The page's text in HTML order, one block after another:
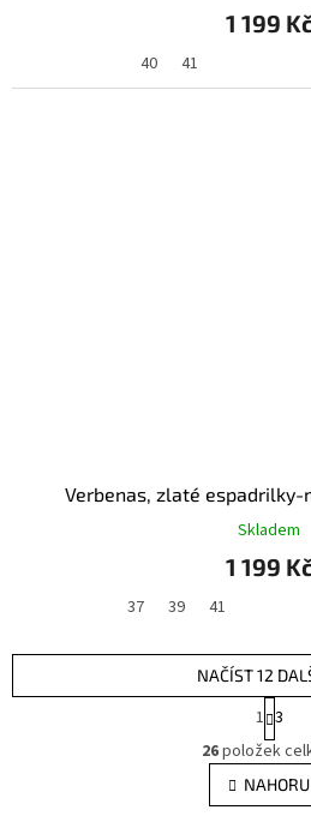
1 199
40 41
Verbenas, zlaté espadrilky-
Skladem
1 199
37 39 41
O
v
l
á
NAČÍST 12
S
t
r
á
n
k
1 3
26položek
NAHORU